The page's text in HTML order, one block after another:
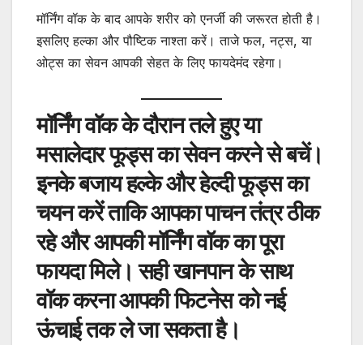
मॉर्निंग वॉक के बाद आपके शरीर को एनर्जी की जरूरत होती है।
इसलिए हल्का और पौष्टिक नाश्ता करें। ताजे फल, नट्स, या
ओट्स का सेवन आपकी सेहत के लिए फायदेमंद रहेगा।
मॉर्निंग वॉक के दौरान तले हुए या
मसालेदार फूड्स का सेवन करने से बचें।
इनके बजाय हल्के और हेल्दी फूड्स का
चयन करें ताकि आपका पाचन तंत्र ठीक
रहे और आपकी मॉर्निंग वॉक का पूरा
फायदा मिले। सही खानपान के साथ
वॉक करना आपकी फिटनेस को नई
ऊंचाई तक ले जा सकता है।